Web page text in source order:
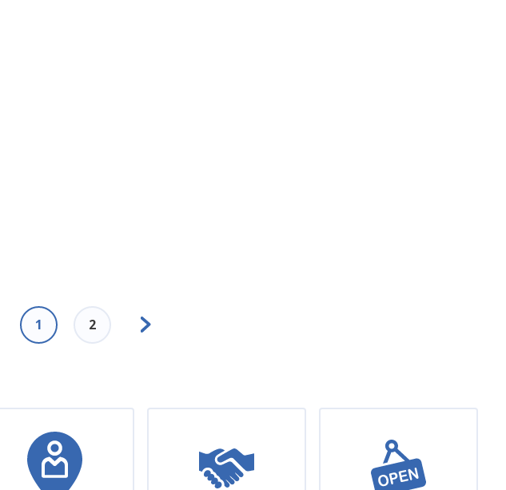
Текущая
1 Page
2
Следующая
страница